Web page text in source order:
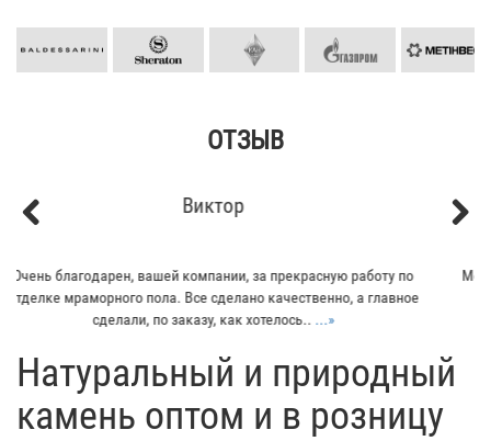
ОТЗЫВ
Кирилл
Мой отец заказывал плитку из гранита для своего дома. Больше
всего понравилось - индивидуальный подход к клиенту. Отец
остался очень доволен......»
​Натуральный и природный
камень оптом и в розницу